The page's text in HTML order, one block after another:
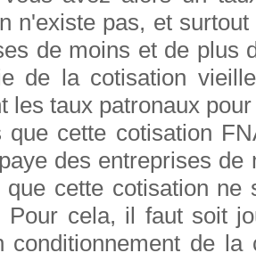
n'existe pas, et
de moins et de plus
de la cotisation
les taux patronaux
que cette cotisation
des entreprises
que cette cotisation ne
Pour cela, il faut soit
conditionnement de